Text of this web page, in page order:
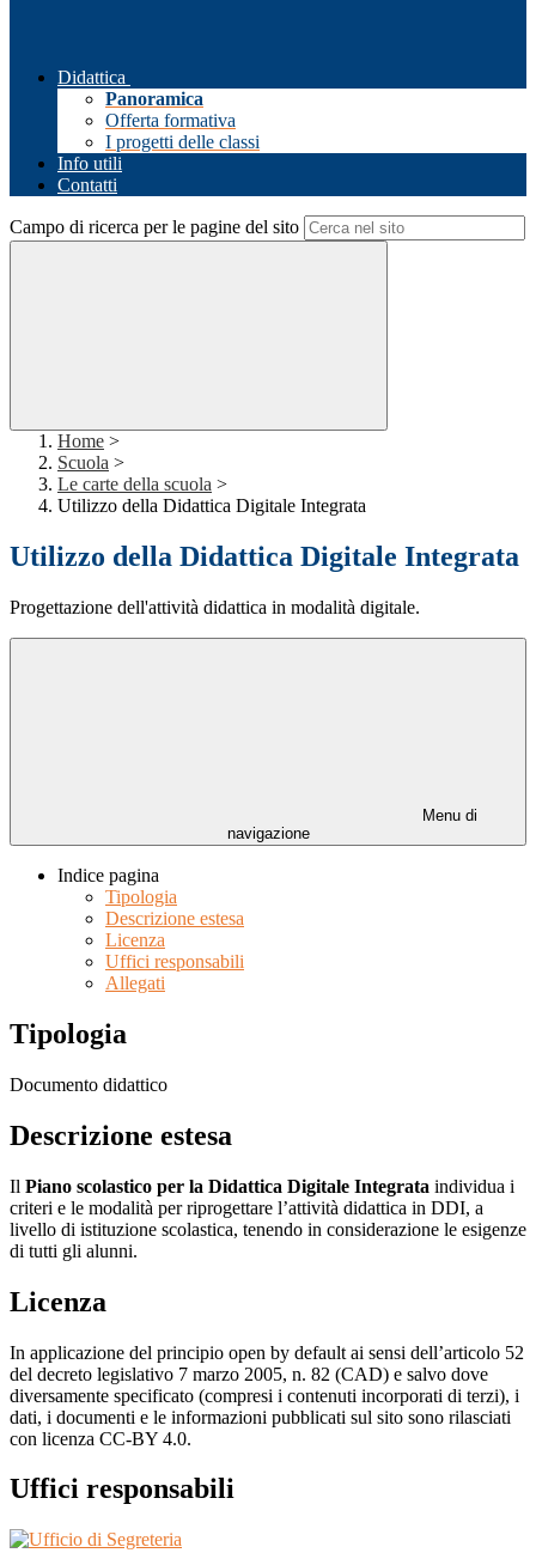
Didattica
Panoramica
Offerta formativa
I progetti delle classi
Info utili
Contatti
Campo di ricerca per le pagine del sito
Home >
Scuola >
Le carte della scuola >
Utilizzo della Didattica Digitale Integrata
Utilizzo della Didattica Digitale Integrata
Progettazione dell'attività didattica in modalità digitale.
Menu di
navigazione
Indice pagina
Tipologia
Descrizione estesa
Licenza
Uffici responsabili
Allegati
Tipologia
Documento didattico
Descrizione estesa
Il Piano scolastico per la Didattica Digitale Integrata individua i
criteri e le modalità per riprogettare l’attività didattica in DDI, a
livello di istituzione scolastica, tenendo in considerazione le esigenze
di tutti gli alunni.
Licenza
In applicazione del principio open by default ai sensi dell’articolo 52
del decreto legislativo 7 marzo 2005, n. 82 (CAD) e salvo dove
diversamente specificato (compresi i contenuti incorporati di terzi), i
dati, i documenti e le informazioni pubblicati sul sito sono rilasciati
con licenza CC-BY 4.0.
Uffici responsabili